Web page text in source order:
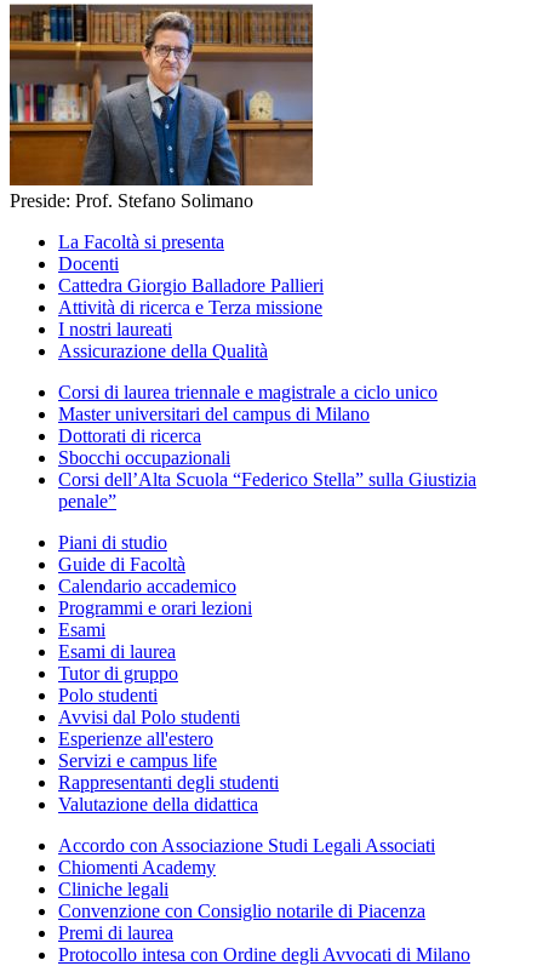
Preside: Prof. Stefano Solimano
La Facoltà si presenta
Docenti
Cattedra Giorgio Balladore Pallieri
Attività di ricerca e Terza missione
I nostri laureati
Assicurazione della Qualità
Corsi di laurea triennale e magistrale a ciclo unico
Master universitari del campus di Milano
Dottorati di ricerca
Sbocchi occupazionali
Corsi dell’Alta Scuola “Federico Stella” sulla Giustizia
penale”
Piani di studio
Guide di Facoltà
Calendario accademico
Programmi e orari lezioni
Esami
Esami di laurea
Tutor di gruppo
Polo studenti
Avvisi dal Polo studenti
Esperienze all'estero
Servizi e campus life
Rappresentanti degli studenti
Valutazione della didattica
Accordo con Associazione Studi Legali Associati
Chiomenti Academy
Cliniche legali
Convenzione con Consiglio notarile di Piacenza
Premi di laurea
Protocollo intesa con Ordine degli Avvocati di Milano